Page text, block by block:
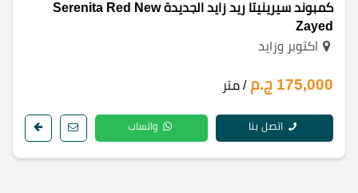
كمبوند سيرينيتا ريد زايد الجديدة Serenita Red New
Zayed
اكتوبر وزايد
175,000 ج.م / متر
اتصل بنا واتساب